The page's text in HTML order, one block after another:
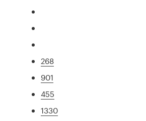
268
901
455
1330